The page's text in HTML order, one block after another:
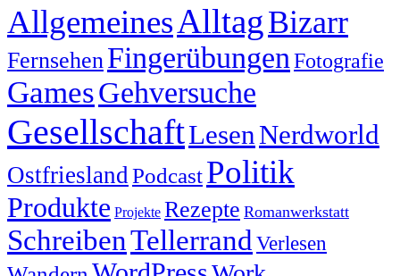
AllgemeinesAlltagBizarr
Fernsehen Fingerübungen Fotografie
GamesGehversuche
GesellschaftLesen Nerdworld
Ostfriesland PodcastPolitik
Produkte Projekte Rezepte Romanwerkstatt
SchreibenTellerrand Verlesen